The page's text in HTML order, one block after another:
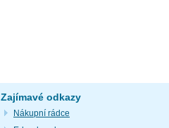
Zajímavé odkazy
Nákupní rádce